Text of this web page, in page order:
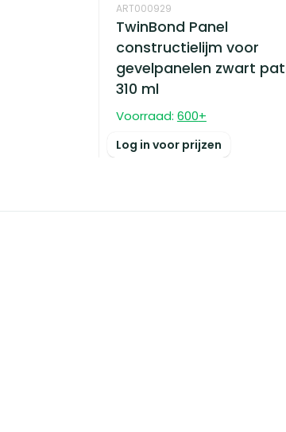
ART000929
TwinBond Panel
constructielijm voor
gevelpanelen zwart
310 ml
Voorraad: 600+
Log in voor prijzen